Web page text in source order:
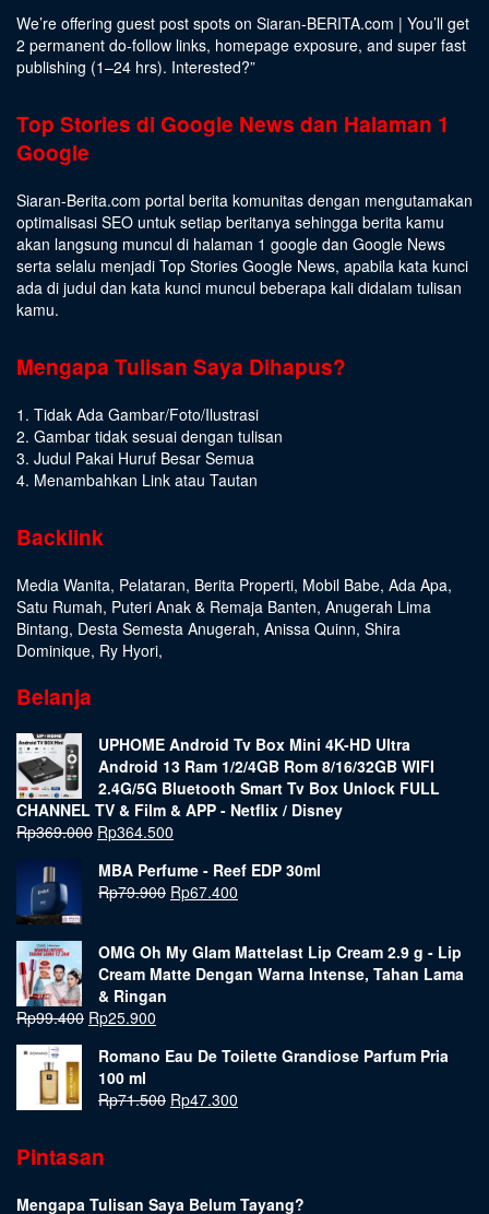
We’re offering guest post spots on Siaran-BERITA.com | You’ll get
2 permanent do-follow links, homepage exposure, and super fast
publishing (1–24 hrs). Interested?”
Top Stories di Google News dan Halaman 1
Google
Siaran-Berita.com portal berita komunitas dengan mengutamakan
optimalisasi SEO untuk setiap beritanya sehingga berita kamu
akan langsung muncul di halaman 1 google dan Google News
serta selalu menjadi Top Stories Google News, apabila kata kunci
ada di judul dan kata kunci muncul beberapa kali didalam tulisan
kamu.
Mengapa Tulisan Saya Dihapus?
1. Tidak Ada Gambar/Foto/Ilustrasi
2. Gambar tidak sesuai dengan tulisan
3. Judul Pakai Huruf Besar Semua
4. Menambahkan Link atau Tautan
Backlink
Media Wanita, Pelataran, Berita Properti, Mobil Babe, Ada Apa,
Satu Rumah, Puteri Anak & Remaja Banten, Anugerah Lima
Bintang, Desta Semesta Anugerah, Anissa Quinn, Shira
Dominique, Ry Hyori,
Belanja
UPHOME Android Tv Box Mini 4K-HD Ultra
Android 13 Ram 1/2/4GB Rom 8/16/32GB WIFI
2.4G/5G Bluetooth Smart Tv Box Unlock FULL
CHANNEL TV & Film & APP - Netflix / Disney
Rp369.000 Rp364.500
MBA Perfume - Reef EDP 30ml
Rp79.900 Rp67.400
OMG Oh My Glam Mattelast Lip Cream 2.9 g - Lip
Cream Matte Dengan Warna Intense, Tahan Lama
& Ringan
Rp99.400 Rp25.900
Romano Eau De Toilette Grandiose Parfum Pria
100 ml
Rp71.500 Rp47.300
Pintasan
Mengapa Tulisan Saya Belum Tayang?